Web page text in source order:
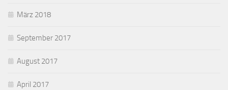
März 2018
September 2017
August 2017
April 2017